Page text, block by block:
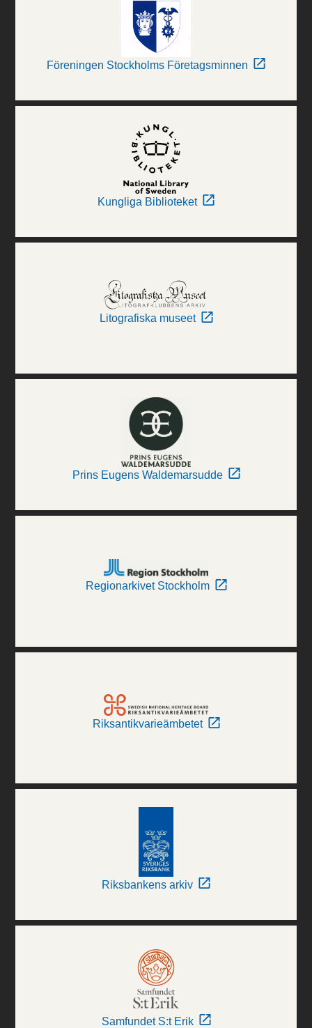
Föreningen Stockholms Företagsminnen
Kungliga Biblioteket
Litografiska museet
Prins Eugens Waldemarsudde
Regionarkivet Stockholm
Riksantikvarieämbetet
Riksbankens arkiv
Samfundet S:t Erik